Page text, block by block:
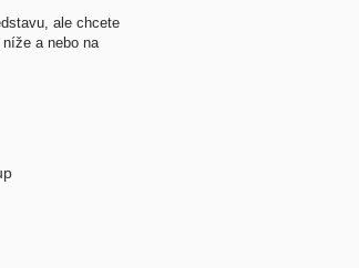
ale chcete
a nebo na